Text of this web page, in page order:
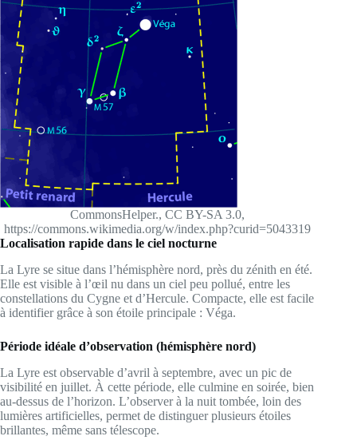
CommonsHelper., CC BY-SA 3.0,
https://commons.wikimedia.org/w/index.php?curid=5043319
Localisation rapide dans le ciel nocturne
La Lyre se situe dans l’hémisphère nord, près du zénith en été.
Elle est visible à l’œil nu dans un ciel peu pollué, entre les
constellations du Cygne et d’Hercule. Compacte, elle est facile
à identifier grâce à son étoile principale : Véga.
Période idéale d’observation (hémisphère nord)
La Lyre est observable d’avril à septembre, avec un pic de
visibilité en juillet. À cette période, elle culmine en soirée, bien
au-dessus de l’horizon. L’observer à la nuit tombée, loin des
lumières artificielles, permet de distinguer plusieurs étoiles
brillantes, même sans télescope.